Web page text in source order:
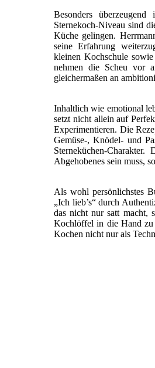
Besonders
Sternekoch-Niveau sind
Küche gelingen.
seine Erfahrung
kleinen Kochschule
nehmen die Scheu vor
gleichermaßen an
Inhaltlich wie emotional
setzt nicht allein auf
Experimentieren. Die
Gemüse-, Knödel- und
Sterneküchen-
Abgehobenes sein muss,
Als wohl persönlichstes
„Ich lieb’s“ durch
das nicht nur satt macht,
Kochlöffel in die Hand zu
Kochen nicht nur als